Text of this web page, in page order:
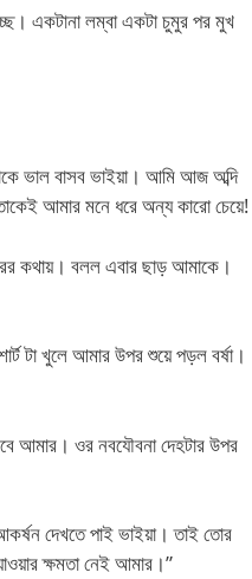
একটানা লম্বা একটা চুমুর পর মুখ
ভাল বাসব ভাইয়া। আমি আজ অব্দি
আমার মনে ধরে অন্য কারো চেয়ে!
কথায়। বলল এবার ছাড় আমাকে।
টা খুলে আমার উপর শুয়ে পড়ল বর্ষা।
আমার। ওর নবযৌবনা দেহটার উপর
দেখতে পাই ভাইয়া। তাই তোর
ক্ষমতা নেই আমার।”